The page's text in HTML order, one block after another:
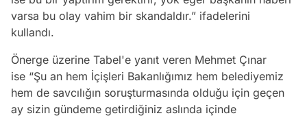
varsa bu olay vahim bir skandaldır.” ifadelerini
kullandı.
Önerge üzerine Tabel'e yanıt veren Mehmet Çınar
ise “Şu an hem İçişleri Bakanlığımız hem belediyemiz
hem de savcılığın soruşturmasında olduğu için geçen
ay sizin gündeme getirdiğiniz aslında içinde